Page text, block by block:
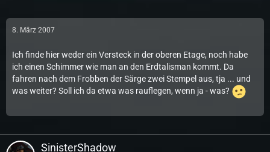
8. März 2007
Ich finde hier weder ein Versteck in der oberen Etage, noch habe
ich einen Schimmer wie man an den Erdtalisman kommt. Da
fahren nach dem Frobben der Särge zwei Stempel aus, tja ... und
was weiter? Soll ich da etwa was rauflegen, wenn ja - was?
SinisterShadow